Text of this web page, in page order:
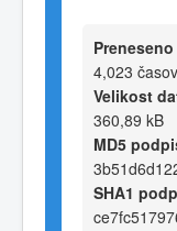
Preneseno
4,023 časov
Velikost
360,89 kB
MD5
SHA1